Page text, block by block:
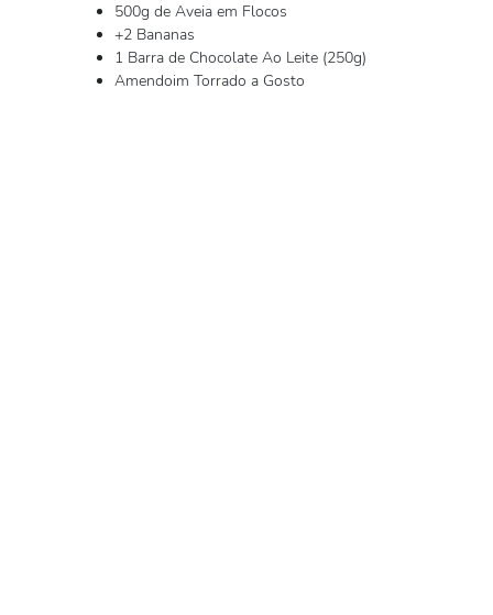
500g de Aveia em Flocos
+2 Bananas
1 Barra de Chocolate Ao Leite (250g)
Amendoim Torrado a Gosto